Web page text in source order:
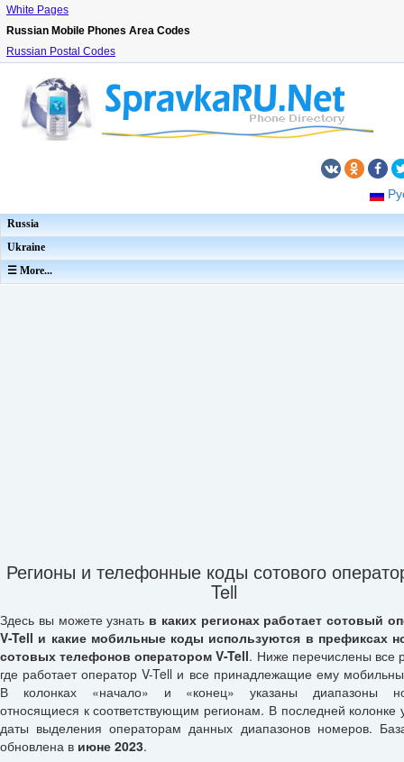
White Pages
Russian Mobile Phones Area Codes
Russian Postal Codes
Russia
Ukraine
☰ More...
Регионы и телефонные коды сотового
Tell
Здесь вы можете узнать в каких регионах работает сотовый
V-Tell и какие мобильные коды используются в префиксах
сотовых телефонов оператором V-Tell. Ниже перечислены все
где работает оператор V-Tell и все принадлежащие ему
В колонках «начало» и «конец» указаны диапазоны
относящиеся к соответствующим регионам. В последней колонке
даты выделения операторам данных диапазонов номеров.
обновлена в июне 2023.